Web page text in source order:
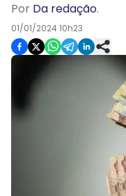
Por Da redação.
01/01/2024 10h23